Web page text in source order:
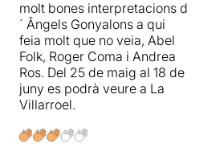
molt bones interpretacions d
´ Ângels Gonyalons a qui
feia molt que no veia, Abel
Folk, Roger Coma i Andrea
Ros. Del 25 de maig al 18 de
juny es podrà veure a La
Villarroel.